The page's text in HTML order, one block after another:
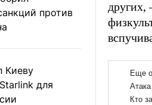
против
Киеву
для
других,